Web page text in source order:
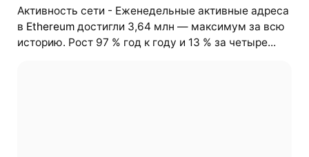
Активность сети - Еженедельные активные адреса
в Ethereumдостигли 3,64 млн — максимум за всю
историю. Рост 97 % год к году и 13 % за четыре...